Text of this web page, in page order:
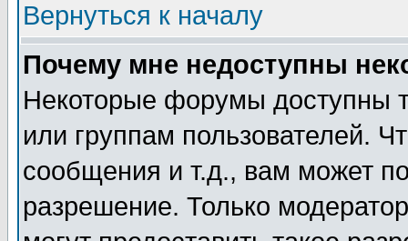
Вернуться к началу
Почему мне недоступны
Некоторые форумы доступны
или группам пользователей.
сообщения и т.д., вам может
разрешение. Только